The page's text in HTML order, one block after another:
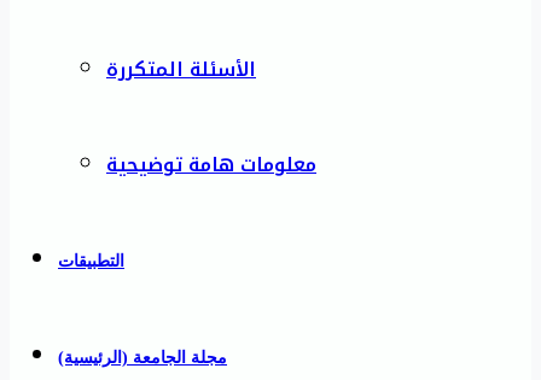
الأسئلة المتكررة
معلومات هامة توضيحية
التطبيقات
مجلة الجامعة (الرئيسية)